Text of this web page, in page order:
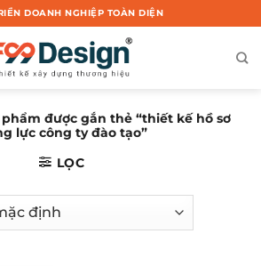
DOANH NGHIỆP TOÀN DIỆN
phẩm được gắn thẻ “thiết kế hồ sơ
lực công ty đào tạo”
LỌC